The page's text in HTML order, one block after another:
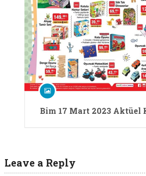
Bim 17 Mart 2023 Aktüel
Leave a Reply